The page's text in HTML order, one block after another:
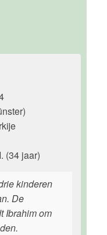
(34 jaar)
kinderen
De
Ibrahim om